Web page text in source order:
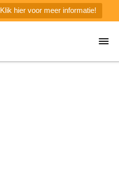
Klik hier voor meer informatie!